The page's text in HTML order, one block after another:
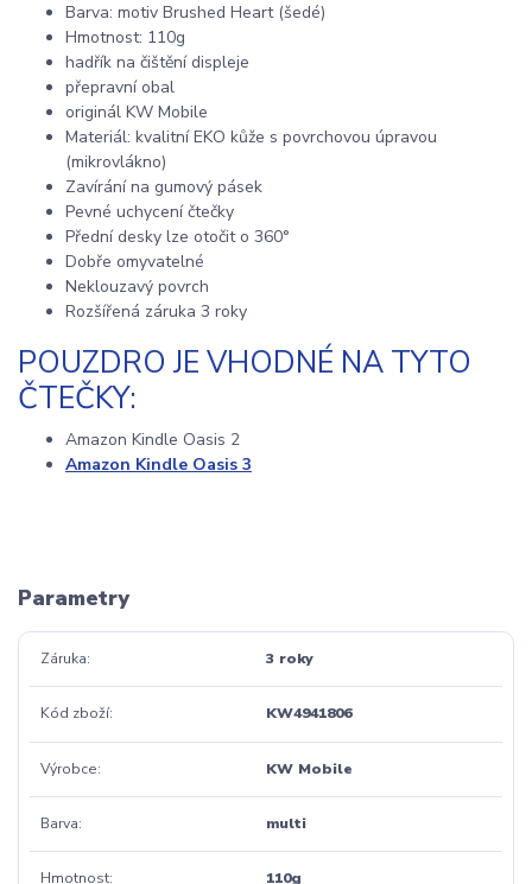
Barva: motiv Brushed Heart (šedé)
Hmotnost: 110g
hadřík na čištění displeje
přepravní obal
originál KW Mobile
Materiál: kvalitní EKO kůže s povrchovou úpravou
(mikrovlákno)
Zavírání na gumový pásek
Pevné uchycení čtečky
Přední desky lze otočit o 360°
Dobře omyvatelné
Neklouzavý povrch
Rozšířená záruka 3 roky
POUZDRO JE VHODNÉ NA TYTO
ČTEČKY:
Amazon Kindle Oasis 2
Amazon Kindle Oasis 3
Parametry
Záruka 3 roky
Kód zboží KW4941806
Výrobce KW Mobile
Barva multi
Hmotnost 110g